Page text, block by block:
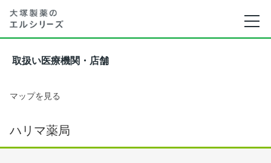
取扱い医療機関・店舗
マップを見る
ハリマ薬局